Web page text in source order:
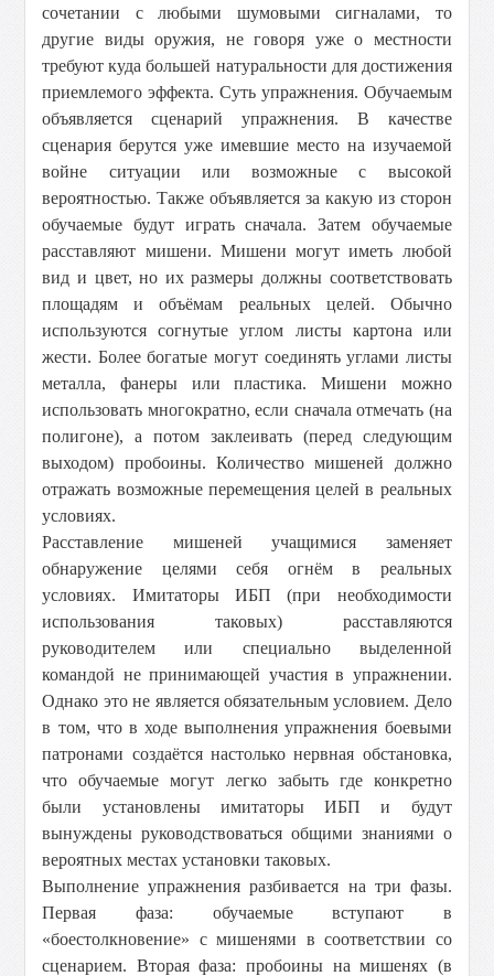
сочетании с любыми шумовыми сигналами, то
другие виды оружия, не говоря уже о местности
требуют куда большей натуральности для достижения
приемлемого эффекта. Суть упражнения. Обучаемым
объявляется сценарий упражнения. В качестве
сценария берутся уже имевшие место на изучаемой
войне ситуации или возможные с высокой
вероятностью. Также объявляется за какую из сторон
обучаемые будут играть сначала. Затем обучаемые
расставляют мишени. Мишени могут иметь любой
вид и цвет, но их размеры должны соответствовать
площадям и объёмам реальных целей. Обычно
используются согнутые углом листы картона или
жести. Более богатые могут соединять углами листы
металла, фанеры или пластика. Мишени можно
использовать многократно, если сначала отмечать (на
полигоне), а потом заклеивать (перед следующим
выходом) пробоины. Количество мишеней должно
отражать возможные перемещения целей в реальных
условиях.
Расставление мишеней учащимися заменяет
обнаружение целями себя огнём в реальных
условиях. Имитаторы ИБП (при необходимости
использования таковых) расставляются
руководителем или специально выделенной
командой не принимающей участия в упражнении.
Однако это не является обязательным условием. Дело
в том, что в ходе выполнения упражнения боевыми
патронами создаётся настолько нервная обстановка,
что обучаемые могут легко забыть где конкретно
были установлены имитаторы ИБП и будут
вынуждены руководствоваться общими знаниями о
вероятных местах установки таковых.
Выполнение упражнения разбивается на три фазы.
Первая фаза: обучаемые вступают в
«боестолкновение» с мишенями в соответствии со
сценарием. Вторая фаза: пробоины на мишенях (в